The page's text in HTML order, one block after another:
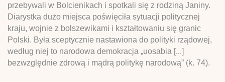
przebywali w Bolcienikach i spotkali się z rodziną Janiny.
Diarystka dużo miejsca poświęciła sytuacji politycznej
kraju, wojnie z bolszewikami i kształtowaniu się granic
Polski. Była sceptycznie nastawiona do polityki rządowej,
według niej to narodowa demokracja „uosabia [...]
bezwzględnie zdrową i mądrą politykę narodową” (k. 74).